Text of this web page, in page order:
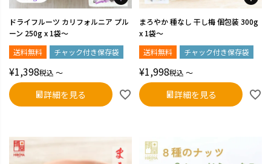
ドライフルーツ カリフォルニア プル
ーン 250g x 1袋～
送料無料
チャック付き保存袋
¥1,398税込 〜
詳細を見る
まろやか 種なし 干し梅 個包装 300g
x 1袋～
送料無料
チャック付き保存袋
¥1,998税込 〜
詳細を見る